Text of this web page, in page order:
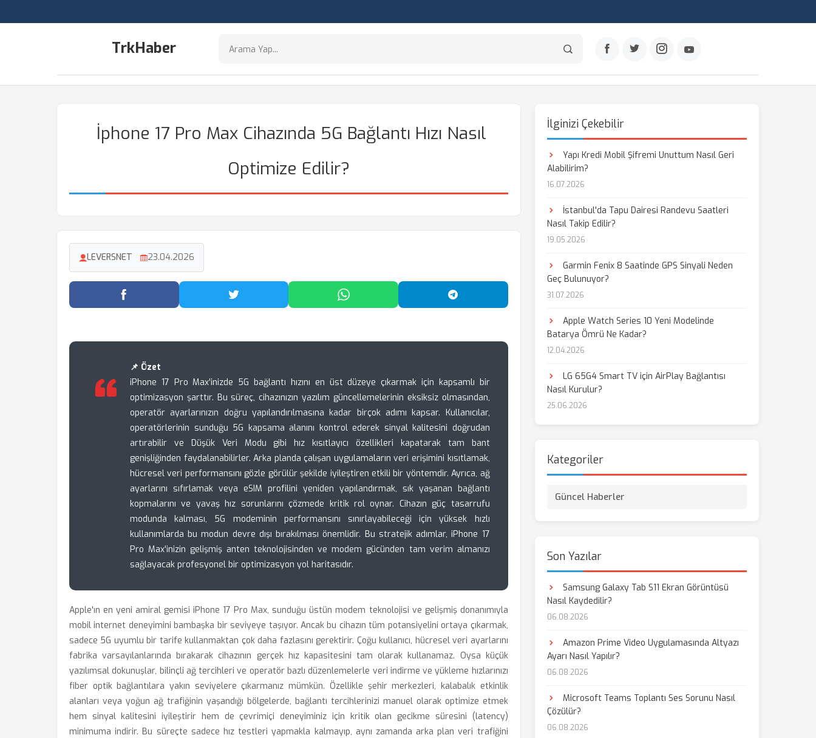
TrkHaber
İphone 17 Pro Max Cihazında 5G Bağlantı Hızı Nasıl
Optimize Edilir?
LEVERSNET 23.04.2026
Facebook'ta Paylaş Twitter'da Paylaş WhatsApp'ta Paylaş Telegram'da Paylaş
📌 Özet
iPhone 17 Pro Max'inizde 5G bağlantı hızını en üst düzeye çıkarmak için kapsamlı bir
optimizasyon şarttır. Bu süreç, cihazınızın yazılım güncellemelerinin eksiksiz olmasından,
operatör ayarlarınızın doğru yapılandırılmasına kadar birçok adımı kapsar. Kullanıcılar,
operatörlerinin sunduğu 5G kapsama alanını kontrol ederek sinyal kalitesini doğrudan
artırabilir ve Düşük Veri Modu gibi hız kısıtlayıcı özellikleri kapatarak tam bant
genişliğinden faydalanabilirler. Arka planda çalışan uygulamaların veri erişimini kısıtlamak,
hücresel veri performansını gözle görülür şekilde iyileştiren etkili bir yöntemdir. Ayrıca, ağ
ayarlarını sıfırlamak veya eSIM profilini yeniden yapılandırmak, sık yaşanan bağlantı
kopmalarını ve yavaş hız sorunlarını çözmede kritik rol oynar. Cihazın güç tasarrufu
modunda kalması, 5G modeminin performansını sınırlayabileceği için yüksek hızlı
kullanımlarda bu modun devre dışı bırakılması önemlidir. Bu stratejik adımlar, iPhone 17
Pro Max'inizin gelişmiş anten teknolojisinden ve modem gücünden tam verim almanızı
sağlayacak profesyonel bir optimizasyon yol haritasıdır.
Apple'ın en yeni amiral gemisi iPhone 17 Pro Max, sunduğu üstün modem teknolojisi ve gelişmiş donanımıyla
mobil internet deneyimini bambaşka bir seviyeye taşıyor. Ancak bu cihazın tüm potansiyelini ortaya çıkarmak,
sadece 5G uyumlu bir tarife kullanmaktan çok daha fazlasını gerektirir. Çoğu kullanıcı, hücresel veri ayarlarını
fabrika varsayılanlarında bırakarak cihazının gerçek hız kapasitesini tam olarak kullanamaz. Oysa küçük
yazılımsal dokunuşlar, bilinçli ağ tercihleri ve operatör bazlı düzenlemelerle veri indirme ve yükleme hızlarınızı
fiber optik bağlantılara yakın seviyelere çıkarmanız mümkün. Özellikle şehir merkezleri, kalabalık etkinlik
alanları veya yoğun ağ trafiğinin yaşandığı bölgelerde, bağlantı tercihlerinizi manuel olarak optimize etmek
hem sinyal kalitesini iyileştirir hem de çevrimiçi deneyiminiz için kritik olan gecikme süresini (latency)
minimuma indirir. Bu süreçte sadece hız testleri yapmakla kalmayıp, aynı zamanda arka plan veri trafiğini
İlginizi Çekebilir
Yapı Kredi Mobil Şifremi Unuttum Nasıl Geri
Alabilirim?
16.07.2026
İstanbul'da Tapu Dairesi Randevu Saatleri
Nasıl Takip Edilir?
19.05.2026
Garmin Fenix 8 Saatinde GPS Sinyali Neden
Geç Bulunuyor?
31.07.2026
Apple Watch Series 10 Yeni Modelinde
Batarya Ömrü Ne Kadar?
12.04.2026
LG 65G4 Smart TV için AirPlay Bağlantısı
Nasıl Kurulur?
25.06.2026
Kategoriler
Güncel Haberler
Son Yazılar
Samsung Galaxy Tab S11 Ekran Görüntüsü
Nasıl Kaydedilir?
06.08.2026
Amazon Prime Video Uygulamasında Altyazı
Ayarı Nasıl Yapılır?
06.08.2026
Microsoft Teams Toplantı Ses Sorunu Nasıl
Çözülür?
06.08.2026